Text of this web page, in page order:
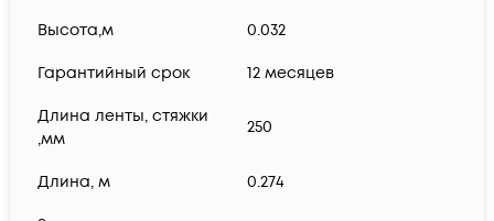
Высота,м 0.032
Гарантийный срок 12 месяцев
Длина ленты, стяжки
,мм
250
Длина, м 0.274